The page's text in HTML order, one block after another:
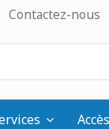
Contactez-nous